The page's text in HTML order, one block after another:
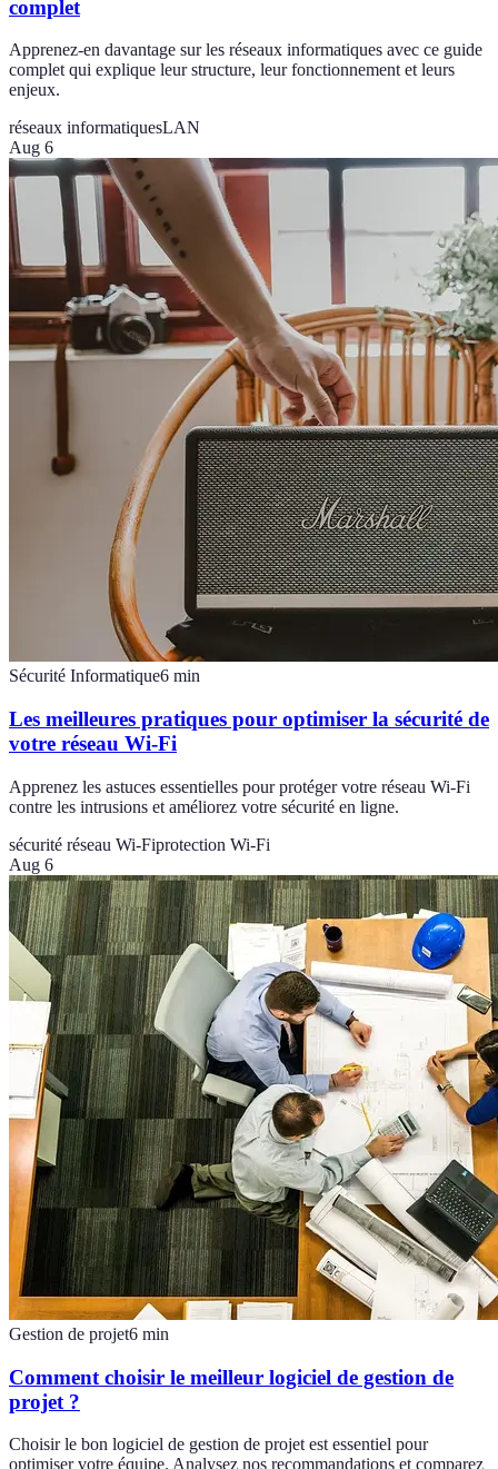
complet
Apprenez-en davantage sur les réseaux informatiques avec ce guide
complet qui explique leur structure, leur fonctionnement et leurs
enjeux.
réseaux informatiquesLAN
Aug 6
Sécurité Informatique6 min
Les meilleures pratiques pour optimiser la sécurité de
votre réseau Wi-Fi
Apprenez les astuces essentielles pour protéger votre réseau Wi-Fi
contre les intrusions et améliorez votre sécurité en ligne.
sécurité réseau Wi-Fiprotection Wi-Fi
Aug 6
Gestion de projet6 min
Comment choisir le meilleur logiciel de gestion de
projet ?
Choisir le bon logiciel de gestion de projet est essentiel pour
optimiser votre équipe. Analysez nos recommandations et comparez